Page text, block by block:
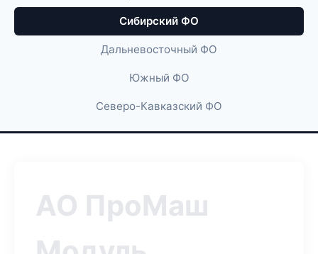
Сибирский ФО
Дальневосточный ФО
Южный ФО
Северо-Кавказский ФО
АО ПроМаш